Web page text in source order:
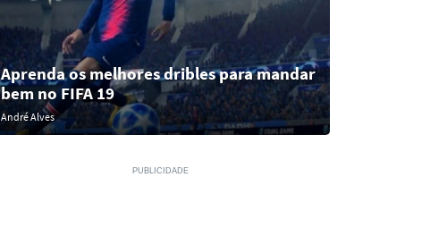
Aprenda os melhores dribles para mandar
bem no FIFA 19
André Alves